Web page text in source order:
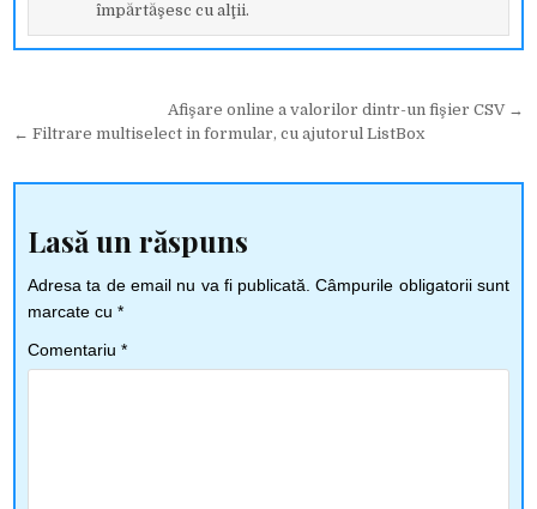
împărtăşesc cu alţii.
în
articole
Afişare online a valorilor dintr-un fişier CSV →
← Filtrare multiselect in formular, cu ajutorul ListBox
Lasă un răspuns
Adresa ta de email nu va fi publicată. Câmpurile obligatorii sunt
marcate cu*
Comentariu*